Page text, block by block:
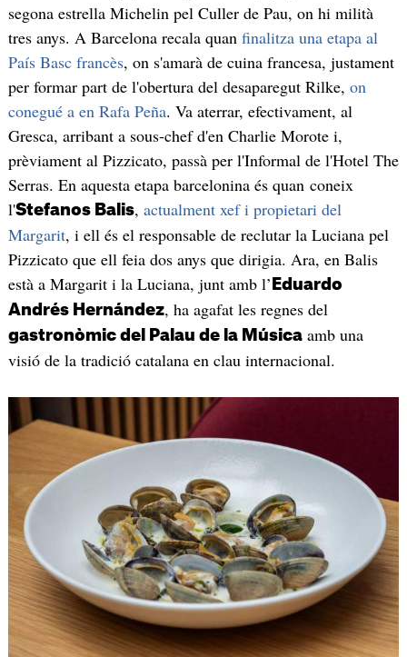
segona estrella Michelin pel Culler de Pau, on hi milità
tres anys. A Barcelona recala quan finalitza una etapa al
País Basc francès, on s'amarà de cuina francesa, justament
per formar part de l'obertura del desaparegut Rilke, on
conegué a en Rafa Peña. Va aterrar, efectivament, al
Gresca, arribant a sous-chef d'en Charlie Morote i,
prèviament al Pizzicato, passà per l'Informal de l'Hotel The
Serras. En aquesta etapa barcelonina és quan coneix
l'Stefanos Balis, actualment xef i propietari del
Margarit, i ell és el responsable de reclutar la Luciana pel
Pizzicato que ell feia dos anys que dirigia. Ara, en Balis
està a Margarit i la Luciana, junt amb l’ Eduardo
Andrés Hernández, ha agafat les regnes del
gastronòmic del Palau de la Músicaamb una
visió de la tradició catalana en clau internacional.